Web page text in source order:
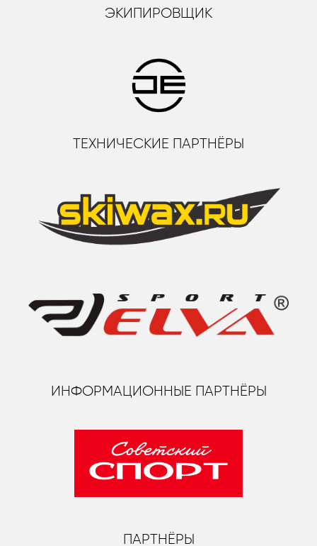
ЭКИПИРОВЩИК
ТЕХНИЧЕСКИЕ ПАРТНЁРЫ
ИНФОРМАЦИОННЫЕ ПАРТНЁРЫ
ПАРТНЁРЫ